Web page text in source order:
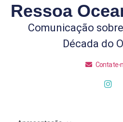
Ressoa
Comunicação
Década do
Contate-